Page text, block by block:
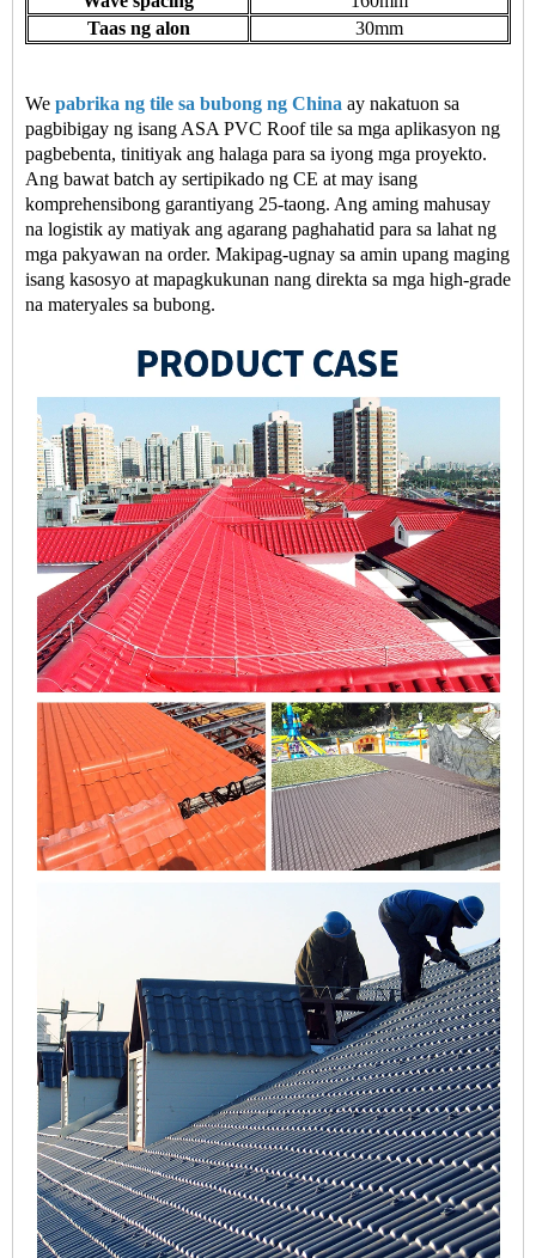
Taas ng alon
30mm
We pabrika ng tile sa bubong ng China ay nakatuon sa
pagbibigay ng isang ASA PVC Roof tile sa mga aplikasyon ng
pagbebenta, tinitiyak ang halaga para sa iyong mga proyekto.
Ang bawat batch ay sertipikado ng CE at may isang
komprehensibong garantiyang 25-taong. Ang aming mahusay
na logistik ay matiyak ang agarang paghahatid para sa lahat ng
mga pakyawan na order. Makipag-ugnay sa amin upang maging
isang kasosyo at mapagkukunan nang direkta sa mga high-grade
na materyales sa bubong.